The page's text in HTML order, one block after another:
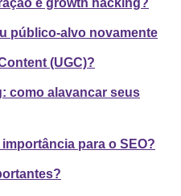
e growth hacking?
público-alvo novamente
(UGC)?
como alavancar seus
para o SEO?